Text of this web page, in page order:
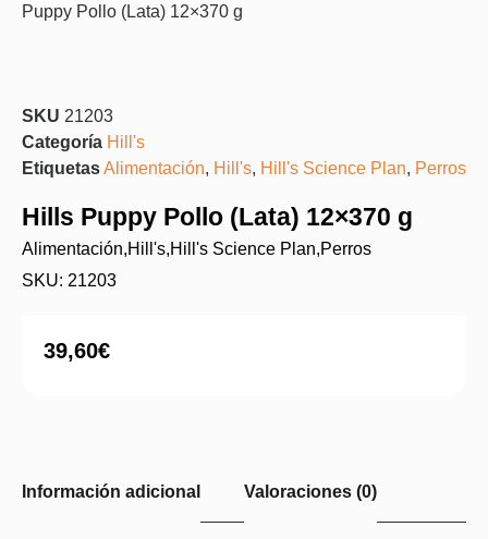
Puppy Pollo (Lata) 12×370 g
SKU 21203
Categoría Hill's
EtiquetasAlimentación, Hill's, Hill's Science Plan, Perros
Hills Puppy Pollo (Lata) 12×370 g
Alimentación,Hill's,Hill's Science Plan,Perros
SKU: 21203
39,60€
Información adicional Valoraciones (0)